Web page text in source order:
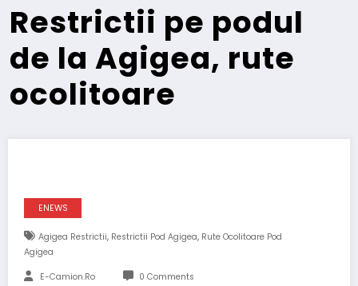
Restrictii pe podul
de la Agigea, rute
ocolitoare
ENEWS
Agigea Restrictii, Restrictii Pod Agigea, Rute Ocolitoare Pod
Agigea
E-Camion.ro 0 Comments